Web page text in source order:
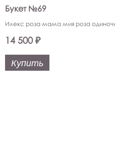
Букет №69
Илекс роза мама мия роза
14 500 ₽
Купить